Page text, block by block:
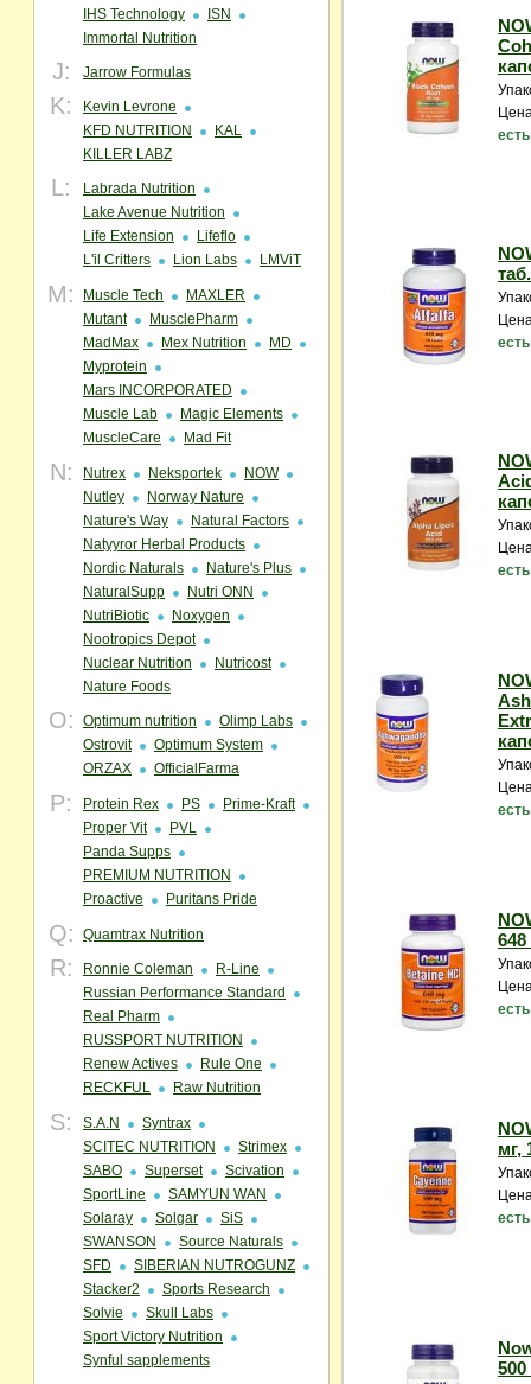
IHS Technology
ISN
Immortal Nutrition
J: Jarrow Formulas
K:
Kevin Levrone
KFD NUTRITION
KAL
KILLER LABZ
L:
Labrada Nutrition
Lake Avenue Nutrition
Life Extension
Lifeflo
L'il Critters
Lion Labs LMViT
M: Muscle Tech
MAXLER
Mutant
MusclePharm
MadMax
Mex Nutrition
MD
Myprotein
Mars INCORPORATED
Muscle Lab
Magic Elements
MuscleCare
Mad Fit
N: Nutrex Neksportek
NOW
Nutley
Norway Nature
Nature's Way
Natural Factors
Natyyror Herbal Products
Nordic Naturals
Nature's Plus
NaturalSupp
Nutri ONN
NutriBiotic
Noxygen
Nootropics Depot
Nuclear Nutrition
Nutricost
Nature Foods
O: Optimum nutrition
Olimp Labs
Ostrovit
Optimum System
ORZAX
OfficialFarma
P: Protein Rex PS
Prime-Kraft
Proper Vit
PVL
Panda Supps
PREMIUM NUTRITION
Proactive
Puritans Pride
Q: Quamtrax Nutrition
R: Ronnie Coleman
R-Line
Russian Performance Standard
Real Pharm
RUSSPORT NUTRITION
Renew Actives
Rule One
RECKFUL
Raw Nutrition
S: S.A.N
Syntrax
SCITEC NUTRITION
Strimex
SABO
Superset
Scivation
SportLine
SAMYUN WAN
Solaray
Solgar
SiS
SWANSON
Source Naturals
SFD
SIBERIAN NUTROGUNZ
Stacker2
Sports Research
Solvie
Skull Labs
Sport Victory Nutrition
Synful sapplements
таб.
648
мг,
500